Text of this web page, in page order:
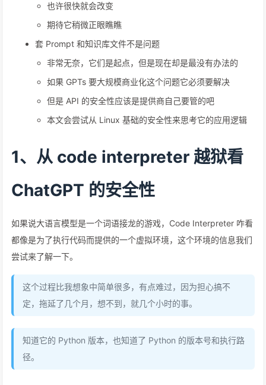
也许很快就会改变
期待它稍微正眼瞧瞧
套 Prompt 和知识库文件不是问题
非常无奈，它们是起点，但是现在却是最没有办法的
如果 GPTs 要大规模商业化这个问题它必须要解决
但是 API 的安全性应该是提供商自己要管的吧
本文会尝试从 Linux 基础的安全性来思考它的应用逻辑
1、从 code interpreter 越狱看
ChatGPT 的安全性
如果说大语言模型是一个词语接龙的游戏，Code Interpreter 咋看
都像是为了执行代码而提供的一个虚拟环境，这个环境的信息我们
尝试来了解一下。
这个过程比我想象中简单很多，有点难过，因为担心搞不
定，拖延了几个月，想不到，就几个小时的事。
知道它的 Python 版本，也知道了 Python 的版本号和执行路
径。